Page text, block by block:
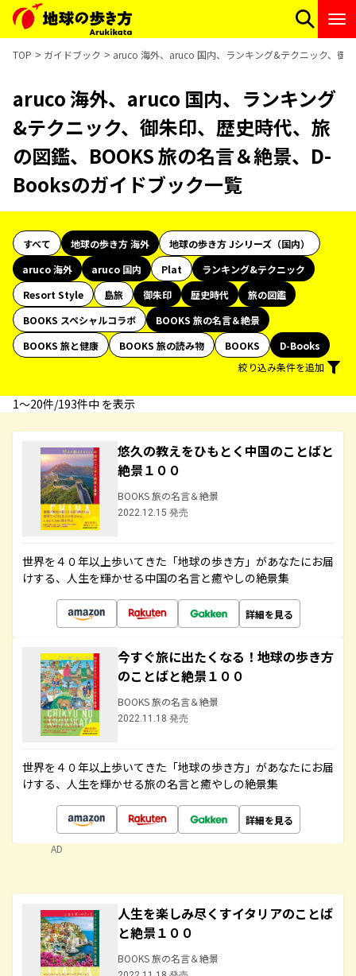
TOP ガイドブック aruco 海外、aruco 国内、ランキング&テクニック、御
aruco 海外、aruco 国内、ランキング
&テクニック、御朱印、歴史時代、旅
の図鑑、BOOKS 旅の名言＆絶景、D-
Booksのガイドブック一覧
すべて 地球の歩き方 海外
地球の歩き方 Jシリーズ（国内）
aruco 海外
aruco 国内 Plat
ランキング&テクニック
Resort Style
島旅 御朱印 歴史時代
旅の図鑑
BOOKS スペシャルコラボ
BOOKS 旅の名言＆絶景
BOOKS 旅と健康
BOOKS 旅の読み物 BOOKS
D-Books
絞り込み条件を追加
1〜20件/193件中 を表示
悠久の教えをひもとく中国のことばと
絶景１００
BOOKS 旅の名言＆絶景
2022.12.15 発売
世界を４０年以上歩いてきた「地球の歩き方」があなたにお届
けする、人生を輝かせる中国の名言と癒やしの絶景集
詳細を見る
今すぐ旅に出たくなる！地球の歩き方
のことばと絶景１００
BOOKS 旅の名言＆絶景
2022.11.18 発売
世界を４０年以上歩いてきた「地球の歩き方」があなたにお届
けする、人生を輝かせる旅の名言と癒やしの絶景集
詳細を見る
AD
人生を楽しみ尽くすイタリアのことば
と絶景１００
BOOKS 旅の名言＆絶景